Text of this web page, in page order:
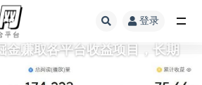
登录
金赚取各平台收益项目，长期